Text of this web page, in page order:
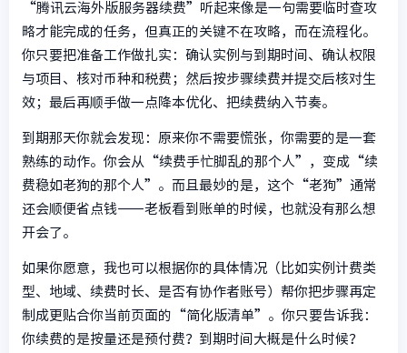
“腾讯云海外版服务器续费”听起来像是一句需要临时查攻
略才能完成的任务，但真正的关键不在攻略，而在流程化。
你只要把准备工作做扎实：确认实例与到期时间、确认权限
与项目、核对币种和税费；然后按步骤续费并提交后核对生
效；最后再顺手做一点降本优化、把续费纳入节奏。
到期那天你就会发现：原来你不需要慌张，你需要的是一套
熟练的动作。你会从“续费手忙脚乱的那个人”，变成“续
费稳如老狗的那个人”。而且最妙的是，这个“老狗”通常
还会顺便省点钱——老板看到账单的时候，也就没有那么想
开会了。
如果你愿意，我也可以根据你的具体情况（比如实例计费类
型、地域、续费时长、是否有协作者账号）帮你把步骤再定
制成更贴合你当前页面的“简化版清单”。你只要告诉我：
你续费的是按量还是预付费？到期时间大概是什么时候？